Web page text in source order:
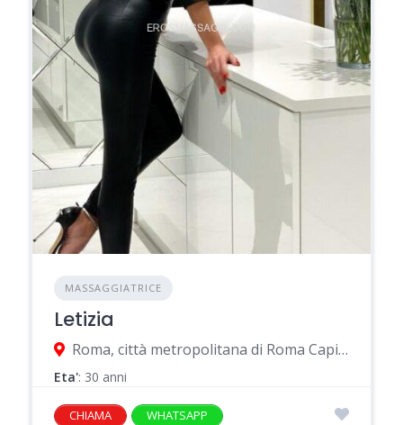
MASSAGGIATRICE
Letizia
Roma, città metropolitana di Roma Capitale, Italia
Eta': 30 anni
CHIAMA WHATSAPP